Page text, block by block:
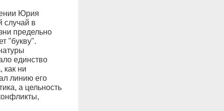
Юрия
случай в
предельно
"букву".
единство
как ни
линию его
а цельность